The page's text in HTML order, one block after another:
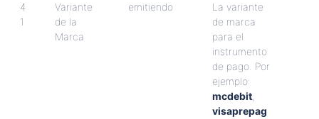
4
1
Variante
de la
Marca
emitiendo La variante
de marca
para el
instrumento
de pago. Por
ejemplo:
mcdebit,
visaprepag